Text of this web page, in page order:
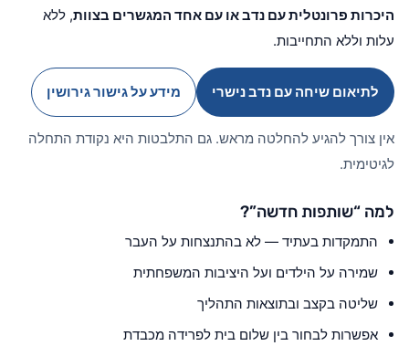
היכרות פרונטלית עם נדב או עם אחד המגשרים בצוות, ללא
עלות וללא התחייבות.
לתיאום שיחה עם נדב נישרי מידע על גישור גירושין
אין צורך להגיע להחלטה מראש. גם התלבטות היא נקודת התחלה
לגיטימית.
למה “שותפות חדשה”?
התמקדות בעתיד — לא בהתנצחות על העבר
שמירה על הילדים ועל היציבות המשפחתית
שליטה בקצב ובתוצאות התהליך
אפשרות לבחור בין שלום בית לפרידה מכבדת